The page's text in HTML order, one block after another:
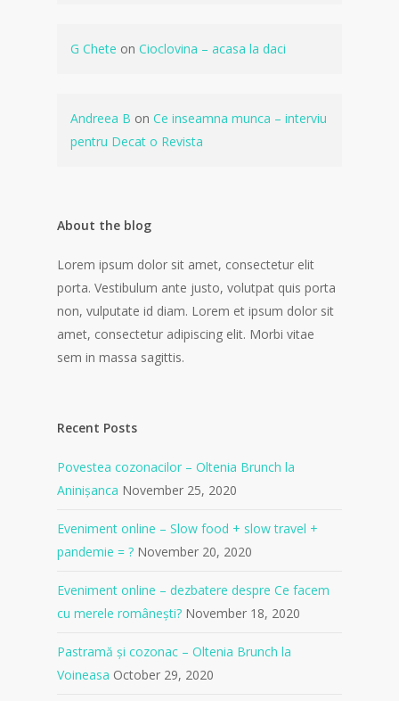
G Chete on Cioclovina – acasa la daci
Andreea B on Ce inseamna munca – interviu
pentru Decat o Revista
About the blog
Lorem ipsum dolor sit amet, consectetur elit
porta. Vestibulum ante justo, volutpat quis porta
non, vulputate id diam. Lorem et ipsum dolor sit
amet, consectetur adipiscing elit. Morbi vitae
sem in massa sagittis.
Recent Posts
Povestea cozonacilor – Oltenia Brunch la
Aninișanca November 25, 2020
Eveniment online – Slow food + slow travel +
pandemie = ? November 20, 2020
Eveniment online – dezbatere despre Ce facem
cu merele românești? November 18, 2020
Pastramă și cozonac – Oltenia Brunch la
Voineasa October 29, 2020